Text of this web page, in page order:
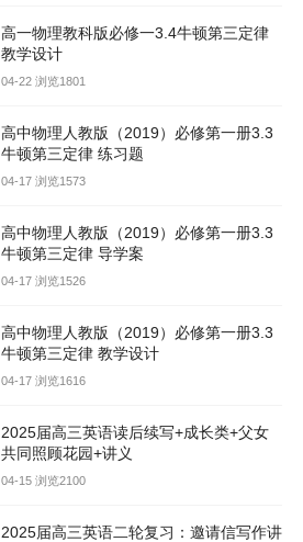
高一物理教科版必修一3.4牛顿第三定律
教学设计
04-22 浏览1801
高中物理人教版（2019）必修第一册3.3
牛顿第三定律 练习题
04-17 浏览1573
高中物理人教版（2019）必修第一册3.3
牛顿第三定律 导学案
04-17 浏览1526
高中物理人教版（2019）必修第一册3.3
牛顿第三定律 教学设计
04-17 浏览1616
2025届高三英语读后续写+成长类+父女
共同照顾花园+讲义
04-15 浏览2100
2025届高三英语二轮复习：邀请信写作讲